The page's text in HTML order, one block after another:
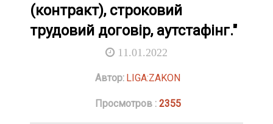
(контракт), строковий
трудовий договір, аутстафінг."
11.01.2022
Автор: LIGA:ZAKON
Просмотров : 2355